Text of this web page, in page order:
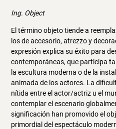
Ing. Object
El término objeto tiende a
los de accesorio, atrezzo y
expresión explica su éxito para
contemporáneas, que participa
la escultura moderna o de la
animada de los actores. La
nítida entre el actor/actriz u el
contemplar el escenario
significación han promovido el
primordial del espectáculo